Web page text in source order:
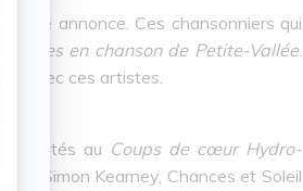
cette annonce. Ces chansonniers qui
Escales en chanson de Petite-Vallée.
avec ces artistes.
ajoutés au Coups de cœur Hydro-
Simon Kearney, Chances et Soleil